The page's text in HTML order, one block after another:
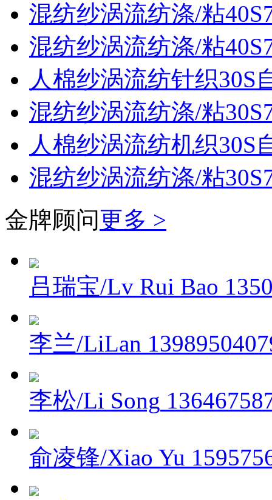
混纺纱涡流纺涤/粘
混纺纱涡流纺涤/粘
人棉纱涡流纺针织30S
混纺纱涡流纺涤/粘
人棉纱涡流纺机织30S
混纺纱涡流纺涤/粘
金牌顾问更多 >
吕瑞宝/Lv Rui Bao
李兰/LiLan
李松/Li Song
俞凌锋/Xiao Yu